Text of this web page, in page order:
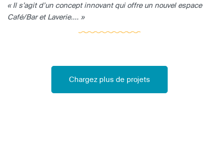
« Il s’agit d’un concept innovant qui offre un nouvel espace
Café/Bar et Laverie.... »
Chargez plus de projets